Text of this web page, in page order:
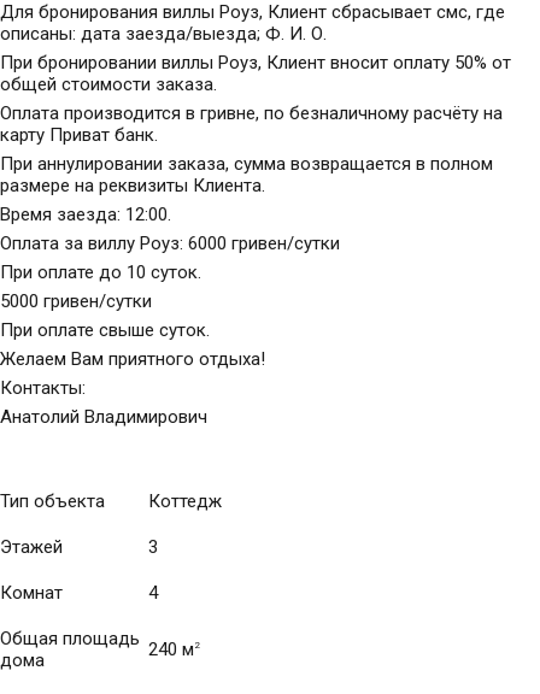
Для бронирования виллы Роуз, Клиент сбрасывает смс, где
описаны: дата заезда/выезда; Ф. И. О.
При бронировании виллы Роуз, Клиент вносит оплату 50% от
общей стоимости заказа.
Оплата производится в гривне, по безналичному расчёту на
карту Приват банк.
При аннулировании заказа, сумма возвращается в полном
размере на реквизиты Клиента.
Время заезда: 12:00.
Оплата за виллу Роуз: 6000 гривен/сутки
При оплате до 10 суток.
5000 гривен/сутки
При оплате свыше суток.
Желаем Вам приятного отдыха!
Контакты:
Анатолий Владимирович
Тип объекта Коттедж
Этажей 3
Комнат 4
Общая площадь
дома
240 м 2